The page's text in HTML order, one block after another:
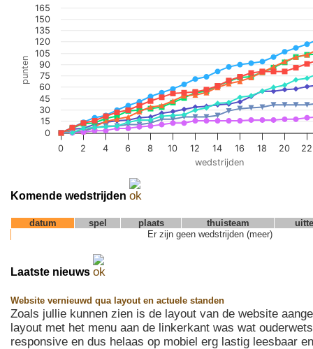
wedstrijden
punten
0 2 4 6 8 10 12 14 16 18 20 22
0
15
30
45
60
75
90
105
120
135
150
165
Komende wedstrijden
datum spel plaats thuisteam
Er zijn geen wedstrijden (meer)
Laatste nieuws
Website vernieuwd qua layout en actuele standen
Zoals jullie kunnen zien is de layout van de website
layout met het menu aan de linkerkant was wat
responsive en dus helaas op mobiel erg lastig leesbaar